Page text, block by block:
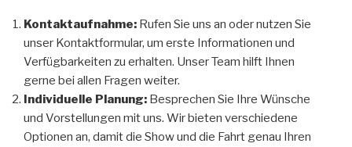
Kontaktaufnahme: Rufen Sie uns an oder nutzen Sie
unser Kontaktformular, um erste Informationen und
Verfügbarkeiten zu erhalten. Unser Team hilft Ihnen
gerne bei allen Fragen weiter.
Individuelle Planung: Besprechen Sie Ihre Wünsche
und Vorstellungen mit uns. Wir bieten verschiedene
Optionen an, damit die Show und die Fahrt genau Ihren